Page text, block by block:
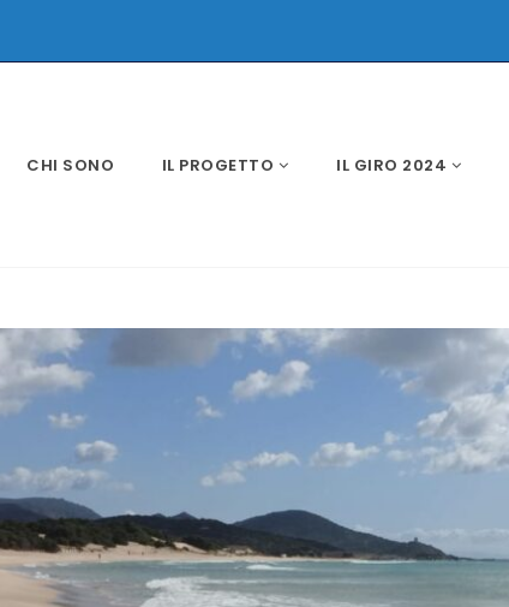
CHI SONO IL PROGETTO IL GIRO 2024